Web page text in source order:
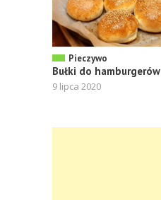
Pieczywo
Bułki do hamburgerów
9 lipca 2020